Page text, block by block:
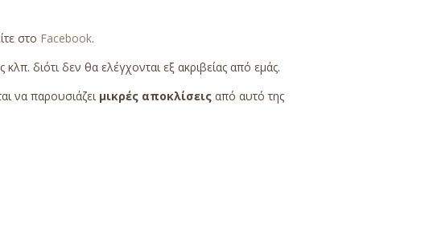
στο Facebook.
διότι δεν θα ελέγχονται εξ ακριβείας από εμάς.
να παρουσιάζει μικρές αποκλίσεις από αυτό της